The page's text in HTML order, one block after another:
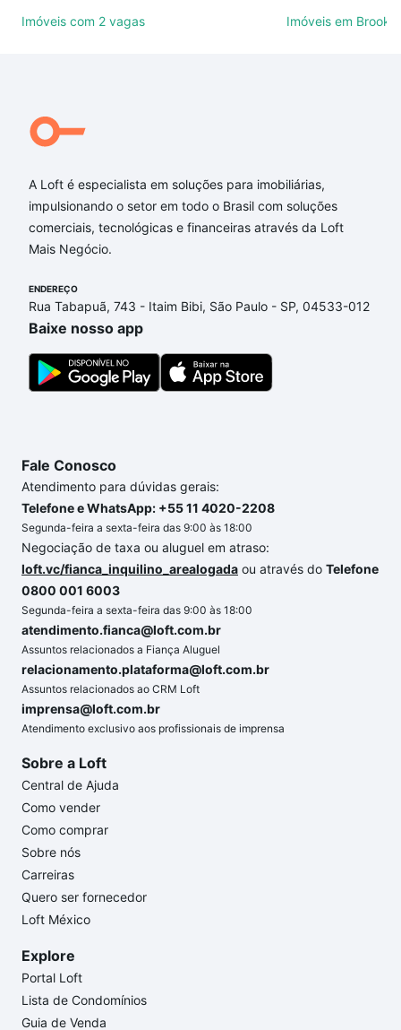
festas ou área verde e encontrar Imóveis à venda
César, São Paulo, SP?
Imóveis à venda em Cerqueira César, São Paulo, SP
que custam a partir de R$ 0 e com nossas opções
de financiamento imobiliário as parcelas podem se
adequar ao seu orçamento. Se ainda tem alguma
compra, veja em nosso portal
um apartamento
e conte com a gente para comprar
o imóvel dos seus sonhos com segurança e
conforto. Loft, com você até as chaves.
Imóveis com 2 vagas
Imóveis em
A Loft é especialista em soluções para imobiliárias,
impulsionando o setor em todo o Brasil com soluções
comerciais, tecnológicas e financeiras através da Loft
Mais Negócio.
ENDEREÇO
Rua Tabapuã, 743 - Itaim Bibi, São Paulo - SP, 04533-012
Baixe nosso app
Fale Conosco
Atendimento para dúvidas gerais:
Telefone e WhatsApp: +55 11 4020-2208
Segunda-feira a sexta-feira das 9:00 às 18:00
Negociação de taxa ou aluguel em atraso:
loft.vc/fianca_inquilino_arealogada ou através do Telefone
0800 001 6003
Segunda-feira a sexta-feira das 9:00 às 18:00
atendimento.fianca@loft.com.br
Assuntos relacionados a Fiança Aluguel
relacionamento.plataforma@loft.com.br
Assuntos relacionados ao CRM Loft
imprensa@loft.com.br
Atendimento exclusivo aos profissionais de imprensa
Sobre a Loft
Central de Ajuda
Como vender
Como comprar
Sobre nós
Carreiras
Quero ser fornecedor
Loft México
Explore
Portal Loft
Lista de Condomínios
Guia de Venda